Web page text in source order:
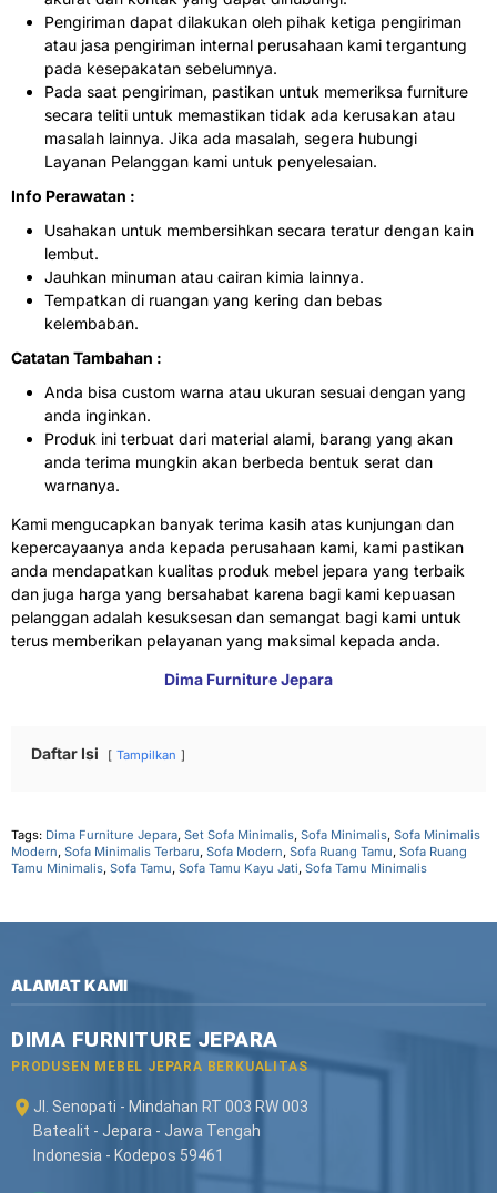
Pengiriman dapat dilakukan oleh pihak ketiga pengiriman
atau jasa pengiriman internal perusahaan kami tergantung
pada kesepakatan sebelumnya.
Pada saat pengiriman, pastikan untuk memeriksa furniture
secara teliti untuk memastikan tidak ada kerusakan atau
masalah lainnya. Jika ada masalah, segera hubungi
Layanan Pelanggan kami untuk penyelesaian.
Info Perawatan :
Usahakan untuk membersihkan secara teratur dengan kain
lembut.
Jauhkan minuman atau cairan kimia lainnya.
Tempatkan di ruangan yang kering dan bebas
kelembaban.
Catatan Tambahan :
Anda bisa custom warna atau ukuran sesuai dengan yang
anda inginkan.
Produk ini terbuat dari material alami, barang yang akan
anda terima mungkin akan berbeda bentuk serat dan
warnanya.
Kami mengucapkan banyak terima kasih atas kunjungan dan
kepercayaanya anda kepada perusahaan kami, kami pastikan
anda mendapatkan kualitas produk mebel jepara yang terbaik
dan juga harga yang bersahabat karena bagi kami kepuasan
pelanggan adalah kesuksesan dan semangat bagi kami untuk
terus memberikan pelayanan yang maksimal kepada anda.
Dima Furniture Jepara
Daftar Isi Tampilkan
Tags: Dima Furniture Jepara, Set Sofa Minimalis, Sofa Minimalis, Sofa Minimalis
Modern, Sofa Minimalis Terbaru, Sofa Modern, Sofa Ruang Tamu, Sofa Ruang
Tamu Minimalis, Sofa Tamu, Sofa Tamu Kayu Jati, Sofa Tamu Minimalis
ALAMAT KAMI
DIMA FURNITURE JEPARA
PRODUSEN MEBEL JEPARA BERKUALITAS
Jl. Senopati - Mindahan RT 003 RW 003
Batealit - Jepara - Jawa Tengah
Indonesia - Kodepos 59461